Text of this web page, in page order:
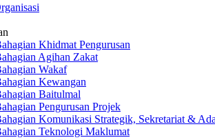
Khidmat Pengurusan
Agihan Zakat
Wakaf
Kewangan
Baitulmal
Pengurusan Projek
Komunikasi Strategik, Sekretariat &
Teknologi Maklumat